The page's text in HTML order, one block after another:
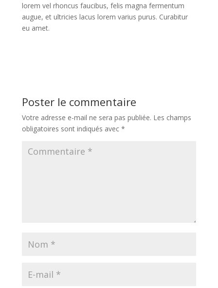
lorem vel rhoncus faucibus, felis magna fermentum
augue, et ultricies lacus lorem varius purus. Curabitur
eu amet.
Poster le commentaire
Votre adresse e-mail ne sera pas publiée. Les champs
obligatoires sont indiqués avec *